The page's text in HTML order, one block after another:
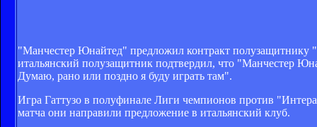
"Манчестер Юнайтед" предложил контракт полузащитнику
итальянский полузащитник подтвердил, что "Манчестер
Думаю, рано или поздно я буду играть там".
Игра Гаттузо в полуфинале Лиги чемпионов против
матча они направили предложение в итальянский клуб.